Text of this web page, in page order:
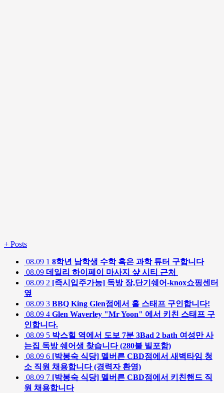
+ Posts
08.09 1 8학년 남학생 수학 혹은 과학 튜터 구합니다
08.09 데일리 하이페이 마사지 샾 시티 근처
08.09 2 [즉시입주가능] 독방 장,단기쉐어-knox쇼핑센터
옆
08.09 3 BBQ King Glen점에서 홀 스태프 구인합니다!
08.09 4 Glen Waverley "Mr Yoon" 에서 키친 스태프 구
인합니다.
08.09 5 박스힐 역에서 도보 7분 3Bad 2 bath 여성만 사
는집 독방 쉐어생 찾습니다 (280불 빌포함)
08.09 6 [박봉숙 식당] 멜버른 CBD점에서 새벽타임 청
소 직원 채용합니다 (경력자 환영)
08.09 7 [박봉숙 식당] 멜버른 CBD점에서 키친핸드 직
원 채용합니다